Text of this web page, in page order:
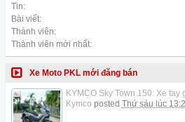
Tin:
Bài viết:
Thành viên:
Thành viên mới nhất:
Xe Moto PKL mới đăng bán
KYMCO Sky Town 150: Xe
Kymco posted Thứ sáu lúc